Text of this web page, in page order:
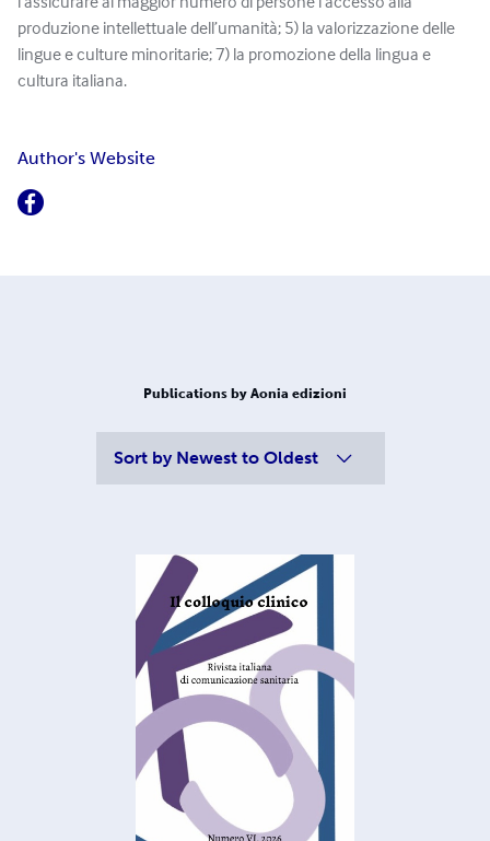
produzione intellettuale dell’umanità; 5) la valorizzazione delle
lingue e culture minoritarie; 7) la promozione della lingua e
cultura italiana.
Author's Website
Publications by Aonia edizioni
Sort by Newest to Oldest